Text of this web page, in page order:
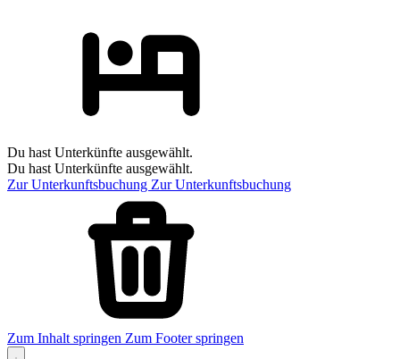
Du hast Unterkünfte ausgewählt.
Du hast Unterkünfte ausgewählt.
Zur Unterkunftsbuchung Zur Unterkunftsbuchung
Zum Inhalt springen Zum Footer springen